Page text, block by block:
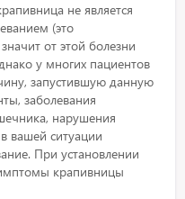
не является
(это
от этой болезни
у многих пациентов
запустившую данную
заболевания
нарушения
вашей ситуации
При установлении
крапивницы